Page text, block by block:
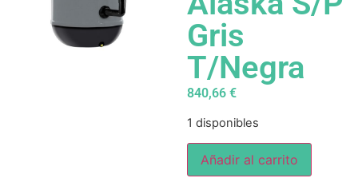
Gris
T/Negra
840,66 €
1 disponibles
Añadir al carrito